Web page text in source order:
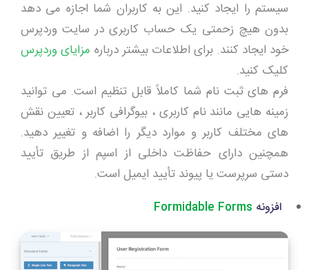
سیستم را ایجاد کنید. این به کاربران شما اجازه می دهد
بدون هیچ زحمتی یک حساب کاربری در سایت وردپرس
خود ایجاد کنند. برای اطلاعات بیشتر درباره مزایای وردپرس
کلیک کنید.
فرم های ثبت نام شما کاملاً قابل تنظیم است. می توانید
زمینه هایی مانند نام کاربری ، بیوگرافی کاربر ، تعیین نقش
های مختلف کاربر و موارد دیگر را اضافه و تغییر دهید.
همچنین دارای حفاظت داخلی از اسپم از طریق تأیید
دستی سرپرست یا پیوند تأیید ایمیل است.
افزونه Formidable Forms